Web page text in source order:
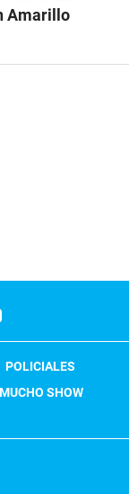
Amarillo
POLICIALES
MUCHO SHOW